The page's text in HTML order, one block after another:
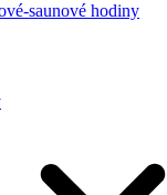
saunové hodiny